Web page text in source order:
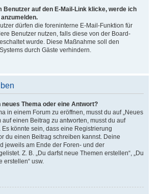
Benutzer auf den E-Mail-Link klicke, werde ich
dürfen die foreninterne E-Mail-Funktion für
Benutzer nutzen, falls diese von der Board-
wurde. Diese Maßnahme soll den
durch Gäste verhindern.
Thema oder eine Antwort?
in einem Forum zu eröffnen, musst du auf „Neues
auf einen Beitrag zu antworten, musst du auf
Es könnte sein, dass eine Registrierung
du einen Beitrag schreiben kannst. Deine
jeweils am Ende der Foren- und der
Z. B. „Du darfst neue Themen erstellen“, „Du
erstellen“ usw.